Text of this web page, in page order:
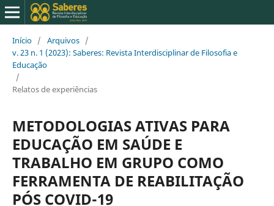
Início / Arquivos /
v. 23 n. 1 (2023): Saberes: Revista Interdisciplinar de Filosofia e
Educação
/
Relatos de experiências
METODOLOGIAS ATIVAS PARA
EDUCAÇÃO EM SAÚDE E
TRABALHO EM GRUPO COMO
FERRAMENTA DE REABILITAÇÃO
PÓS COVID-19